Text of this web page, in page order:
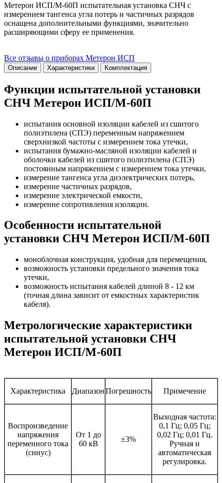
Метерон ИСП/М-60П испытательная установка СНЧ с
измерением тангенса угла потерь и частичных разрядов
оснащена дополнительными функциями, значительно
расширяющими сферу ее применения.
Все отзывы о приборах Метерон ИСП
Описание Характеристики Комплектация
Функции испытательной установки
СНЧ Метерон ИСП/М-60П
испытания основной изоляции кабелей из сшитого
полиэтилена (СПЭ) переменным напряжением
сверхнизкой частоты с измерением тока утечки,
испытания бумажно-масляной изоляции кабелей и
оболочки кабелей из сшитого полиэтилена (СПЭ)
постоянным напряжением с измерением тока утечки,
измерение тангенса угла диэлектрических потерь,
измерение частичных разрядов,
измерение электрической емкости,
измерение сопротивления изоляции.
Особенности испытательной
установки СНЧ Метерон ИСП/М-60П
моноблочная конструкция, удобная для перемещения,
возможность установки предельного значения тока
утечки,
возможность испытания кабелей длиной 8 - 12 км
(точная длина зависит от емкостных характеристик
кабеля).
Метрологические характеристики
испытательной установки СНЧ
Метерон ИСП/М-60П
Характеристика ДиапазонПогрешность Примечение
Воспроизведение
напряжения
переменного тока
(синус)
От 1 до
60 кВ
±3%
Выходная частота:
0,1 Гц; 0,05 Гц;
0,02 Гц; 0,01 Гц.
Ручная и
автоматическая
регулировка.